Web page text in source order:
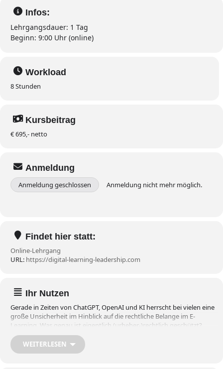
Infos:
Lehrgangsdauer: 1 Tag
Beginn: 9:00 Uhr (online)
Workload
8 Stunden
Kursbeitrag
€ 695,- netto
Anmeldung
Anmeldung geschlossen Anmeldung nicht mehr möglich.
Findet hier statt:
Online-Lehrgang
URL: https://digital-learning-leadership.com
Ihr Nutzen
Gerade in Zeiten von ChatGPT, OpenAI und KI herrscht bei vielen eine
große Unsicherheit im Hinblick auf die rechtliche Belange im E-
Learning. Was genau ist eigentlich (urheber-)rechtlich geschützt?
Welche Besonderheiten gelten insbesondere beim E-Learning? Wer
hat welche Rechte und wem gehören z.B. die mit Hilfe von KI
erstellten Inhalte? Wer haftet eigentlich beim Einsatz von KI? Und wie
WEITERLESEN